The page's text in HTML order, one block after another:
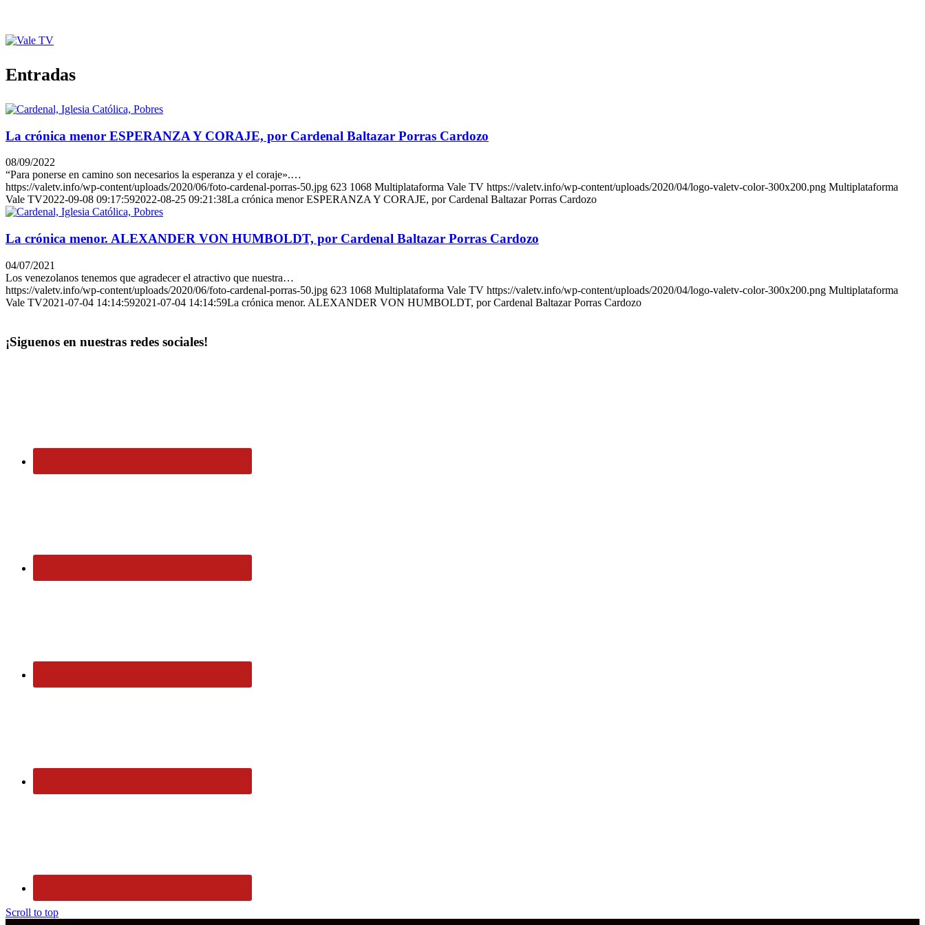
Entradas
La crónica menor ESPERANZA Y CORAJE, por Cardenal Baltazar Porras Cardozo
08/09/2022
“Para ponerse en camino son necesarios la esperanza y el coraje».…
https://valetv.info/wp-content/uploads/2020/06/foto-cardenal-porras-50.jpg 623 1068 Multiplataforma Vale TV https://valetv.info/wp-content/uploads/2020/04/logo-valetv-color-300x200.png Multiplataforma
Vale TV2022-09-08 09:17:592022-08-25 09:21:38La crónica menor ESPERANZA Y CORAJE, por Cardenal Baltazar Porras Cardozo
La crónica menor. ALEXANDER VON HUMBOLDT, por Cardenal Baltazar Porras Cardozo
04/07/2021
Los venezolanos tenemos que agradecer el atractivo que nuestra…
https://valetv.info/wp-content/uploads/2020/06/foto-cardenal-porras-50.jpg 623 1068 Multiplataforma Vale TV https://valetv.info/wp-content/uploads/2020/04/logo-valetv-color-300x200.png Multiplataforma
Vale TV2021-07-04 14:14:592021-07-04 14:14:59La crónica menor. ALEXANDER VON HUMBOLDT, por Cardenal Baltazar Porras Cardozo
¡Siguenos en nuestras redes sociales!
Scroll to top